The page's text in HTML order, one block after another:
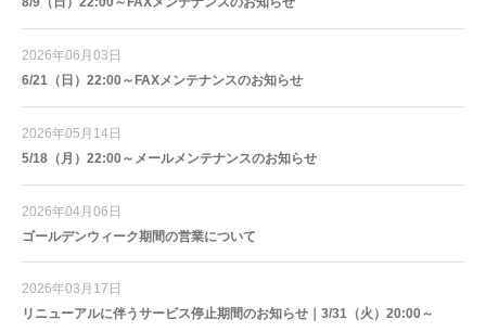
2026年06月03日
6/21（日）22:00～FAXメンテナンスのお知らせ
2026年05月14日
5/18（月）22:00～メールメンテナンスのお知らせ
2026年04月06日
ゴールデンウィーク期間の営業について
2026年03月17日
リニューアルに伴うサービス停止期間のお知らせ｜3/31（火）20:00～